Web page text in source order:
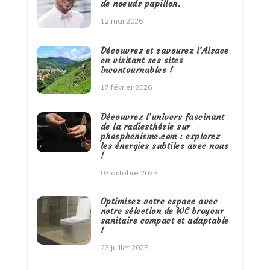
de noeuds papillon.
12 mai 2026
Découvrez et savourez l’Alsace
en visitant ses sites
incontournables !
17 février 2026
Découvrez l’univers fascinant
de la radiesthésie sur
phosphenisme.com : explorez
les énergies subtiles avec nous
!
03 octobre 2025
Optimisez votre espace avec
notre sélection de WC broyeur
sanitaire compact et adaptable
!
23 juillet 2025